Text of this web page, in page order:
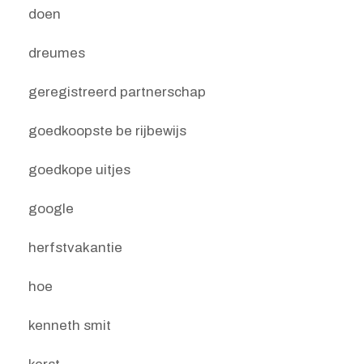
doen
dreumes
geregistreerd partnerschap
goedkoopste be rijbewijs
goedkope uitjes
google
herfstvakantie
hoe
kenneth smit